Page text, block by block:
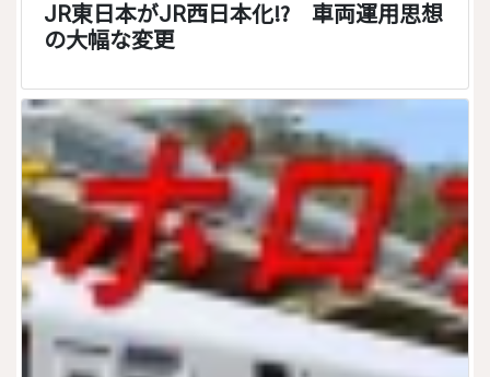
JR東日本がJR西日本化⁉ 車両運用思想
の大幅な変更